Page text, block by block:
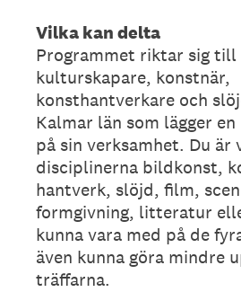
Vilka kan delta
Programmet riktar sig till
kulturskapare, konstnär,
konsthantverkare och
Kalmar län som lägger
på sin verksamhet. Du är
disciplinerna bildkonst,
hantverk, slöjd, film,
formgivning, litteratur
kunna vara med på de
även kunna göra mindre
träffarna.